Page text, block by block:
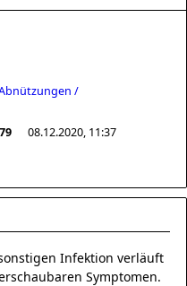
/
08.12.2020, 11:37
Infektion verläuft
Symptomen.